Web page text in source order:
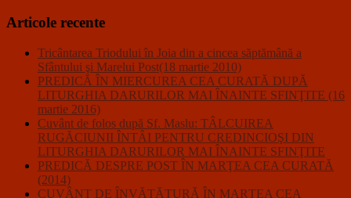
Articole recente
Tricântarea Triodului în Joia din a cincea săptămână a
Sfântului şi Marelui Post(18 martie 2010)
PREDICĂ ÎN MIERCUREA CEA CURATĂ DUPĂ
LITURGHIA DARURILOR MAI ÎNAINTE SFINŢITE (16
martie 2016)
Cuvânt de folos după Sf. Maslu: TÂLCUIREA
RUGĂCIUNII ÎNTÂI PENTRU CREDINCIOŞI DIN
LITURGHIA DARURILOR MAI ÎNAINTE SFINŢITE
PREDICĂ DESPRE POST ÎN MARŢEA CEA CURATĂ
(2014)
CUVÂNT DE ÎNVĂŢĂTURĂ ÎN MARŢEA CEA